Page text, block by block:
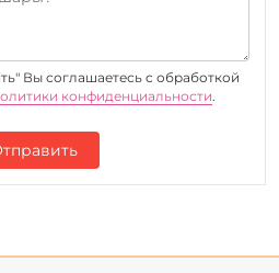
Вы соглашаетесь c обработкой
конфиденциальности.